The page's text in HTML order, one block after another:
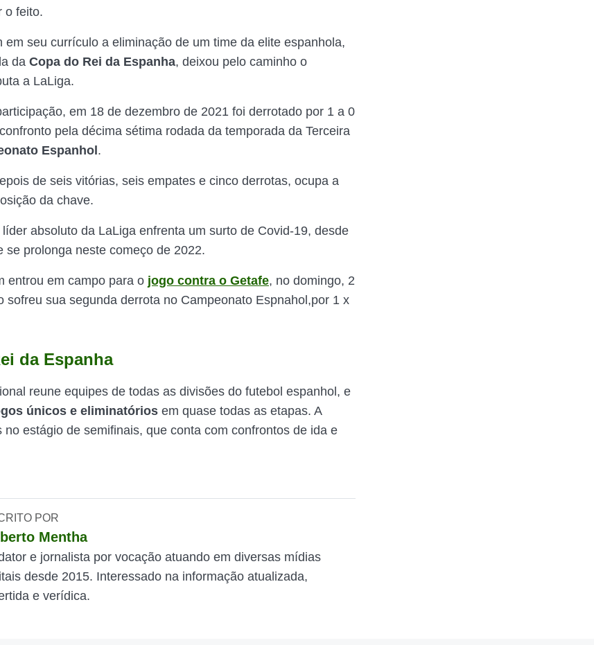
o feito.
em seu currículo a eliminação de um time da elite espanhola,
da Copa do Rei da Espanha, deixou pelo caminho o
a LaLiga.
em 18 de dezembro de 2021 foi derrotado por 1 a 0
pela décima sétima rodada da temporada da Terceira
Espanhol .
de seis vitórias, seis empates e cinco derrotas, ocupa a
da chave.
líder absoluto da LaLiga enfrenta um surto de Covid-19, desde
se prolonga neste começo de 2022.
entrou em campo para o jogo contra o Getafe, no domingo, 2
sofreu sua segunda derrota no Campeonato Espnahol,por 1 x
da Espanha
reune equipes de todas as divisões do futebol espanhol, e
únicos e eliminatórios em quase todas as etapas. A
no estágio de semifinais, que conta com confrontos de ida e
POR
Mentha
e jornalista por vocação atuando em diversas mídias
desde 2015. Interessado na informação atualizada,
e verídica.